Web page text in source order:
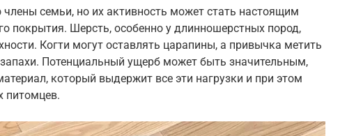
семьи, но их активность может стать настоящим
покрытия. Шерсть, особенно у длинношерстных пород,
Когти могут оставлять царапины, а привычка метить
Потенциальный ущерб может быть значительным,
который выдержит все эти нагрузки и при этом
питомцев.